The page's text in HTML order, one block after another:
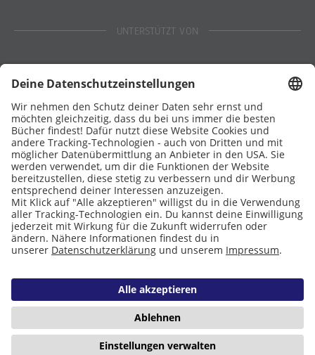
UNTERSTÜTZT VON
Stiftung Lesen
DATENSCHUTZ
IMPRESSUM
COOKIES
Copyright © 2026 Leseliebe